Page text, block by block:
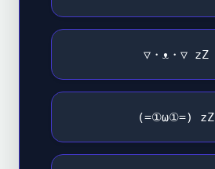
▽・ᴥ・▽ zZ
(=①ω①=) zZ